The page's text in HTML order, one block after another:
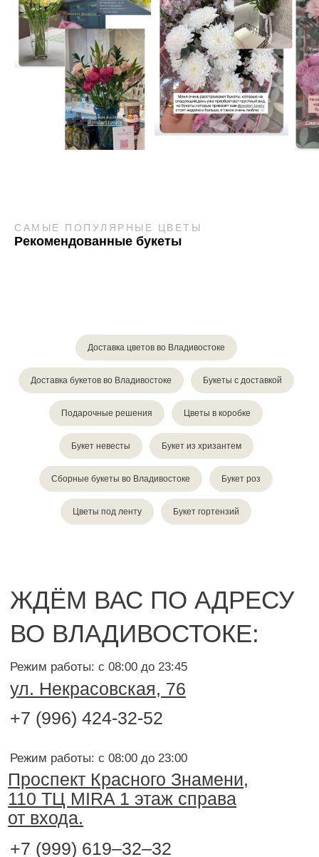
САМЫЕ ПОПУЛЯРНЫЕ ЦВЕТЫ
Рекомендованные букеты
Доставка цветов во Владивостоке
Доставка букетов во Владивостоке Букеты с доставкой
Подарочные решения Цветы в коробке
Букет невесты Букет из хризантем
Сборные букеты во Владивостоке Букет роз
Цветы под ленту Букет гортензий